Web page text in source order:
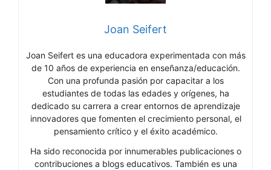
Joan Seifert
Joan Seifert es una educadora experimentada con más
de 10 años de experiencia en enseñanza/educación.
Con una profunda pasión por capacitar a los
estudiantes de todas las edades y orígenes, ha
dedicado su carrera a crear entornos de aprendizaje
innovadores que fomenten el crecimiento personal, el
pensamiento crítico y el éxito académico.
Ha sido reconocida por innumerables publicaciones o
contribuciones a blogs educativos. También es una